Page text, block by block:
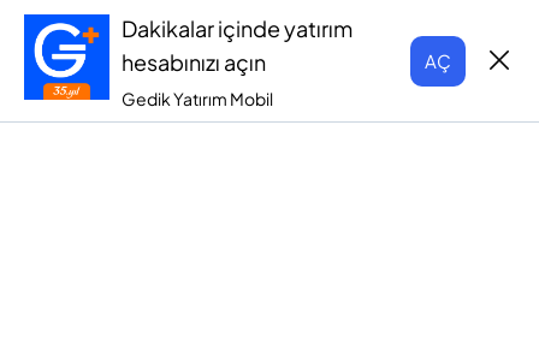
Dakikalar içinde yatırım
hesabınızı açın
Gedik Yatırım Mobil
AÇ